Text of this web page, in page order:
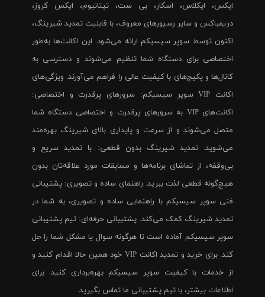
ایکس، ایکلاس، اسکار، بی ست، تیتانیوم، ایکس کروز،
دریمباکس و سایر رسیورهای معروف، با قابلیت تمدید شیرینگ،
اکنون توسط سوپر سیسیکم ارائه می‌شود. این اکانت‌ها به‌طور
اختصاصی برای دستگاه شما تنظیم می‌شوند و دسترسی به
کانال‌ها و پکیج‌های با کیفیت عالی را فراهم می‌آورند. ویژگی‌های
اکانت VIP سوپر سیسیکم: سرورهای پرقدرت و اختصاصی:
اکانت‌های VIP به سرورهای پرقدرت و اختصاصی دستگاه شما
متصل می‌شوند و از سرعت و پایداری بالای شیرینگ بهره‌مند
می‌شوید. تمدید شیرینگ بدون قطعی: با تمدید سریع و
بی‌وقفه، از تماشای برنامه‌ها و مسابقات مورد علاقه‌تان بدون
هیچ‌گونه قطعی لذت ببرید. راهنمای ساده و تصویری: پشتیبانی
فنی سوپر سیسیکم با راهنمایی ساده و تصویری، به شما در
تمدید شیرینگ کمک می‌کند. پشتیبانی حرفه‌ای: تیم پشتیبانی
سوپر سیسیکم آماده است تا هرگونه سوال یا مشکل شما را حل
کند. برای خرید و تمدید اکانت VIP خود همین حالا اقدام کنید و
از خدمات با کیفیت سوپر سیسیکم بهره‌برداری کنید. برای
اطلاعات بیشتر، با تیم پشتیبانی ما تماس بگیرید.